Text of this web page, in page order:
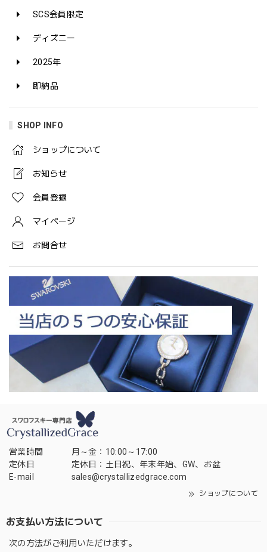
SCS会員限定
ディズニー
2025年
即納品
SHOP INFO
ショップについて
お知らせ
会員登録
マイページ
お問合せ
営業時間
月～金：10:00～17:00
定休日
定休日：土日祝、年末年始、GW、お盆
E-mail
sales@crystallizedgrace.com
ショップについて
お支払い方法について
次の方法がご利用いただけます。